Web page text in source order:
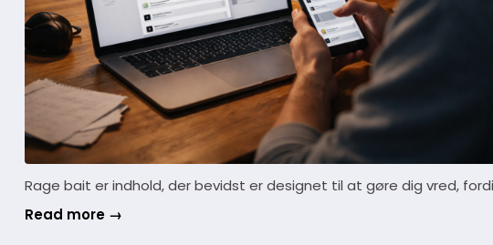
Rage bait er indhold, der bevidst er designet til at gøre dig vred,
Read more →